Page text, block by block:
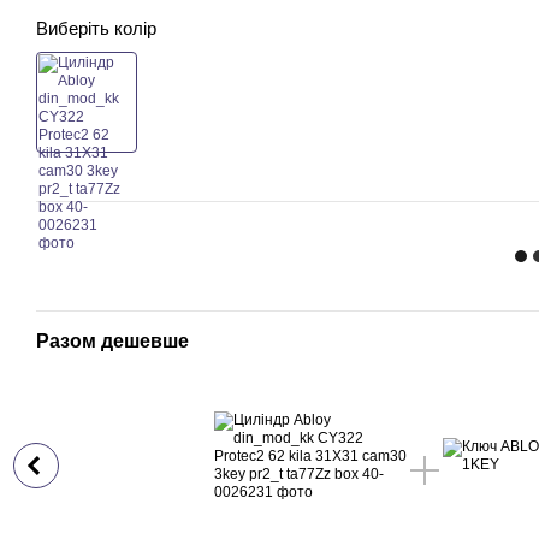
Виберіть колір
Разом дешевше